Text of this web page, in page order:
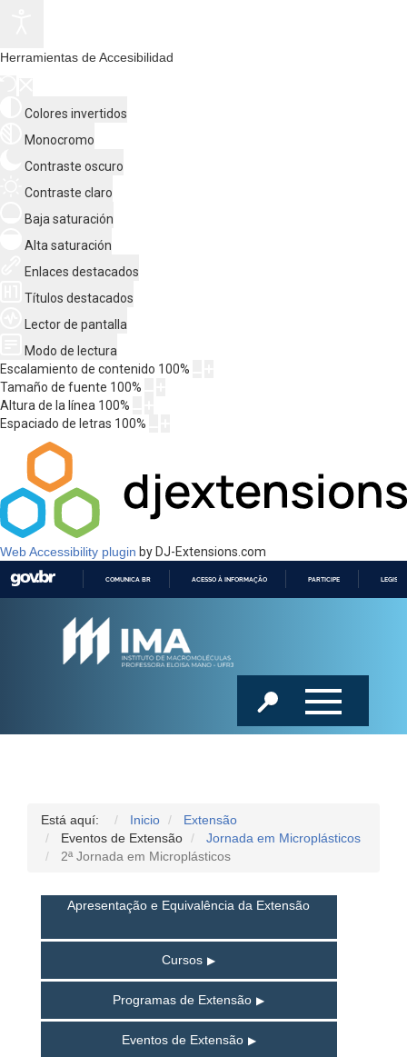
Herramientas de Accesibilidad
Colores invertidos
Monocromo
Contraste oscuro
Contraste claro
Baja saturación
Alta saturación
Enlaces destacados
Títulos destacados
Lector de pantalla
Modo de lectura
Escalamiento de contenido 100%
Tamaño de fuente 100%
Altura de la línea 100%
Espaciado de letras 100%
Web Accessibility plugin by DJ-Extensions.com
COMUNICA BR ACESSO À INFORMAÇÃO PARTICIPE
Está aquí: Inicio
Extensão
Eventos de Extensão
Jornada em Microplásticos
2ª Jornada em Microplásticos
Apresentação e Equivalência da Extensão
Cursos
Programas de Extensão
Eventos de Extensão